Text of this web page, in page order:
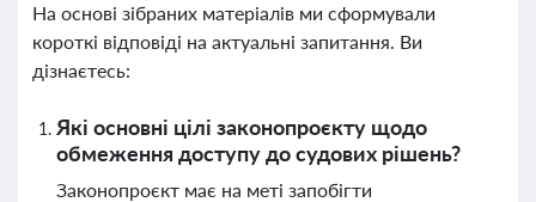
На основі зібраних матеріалів ми сформували
короткі відповіді на актуальні запитання. Ви
дізнаєтесь:
Які основні цілі законопроєкту щодо
обмеження доступу до судових рішень?
Законопроєкт має на меті запобігти